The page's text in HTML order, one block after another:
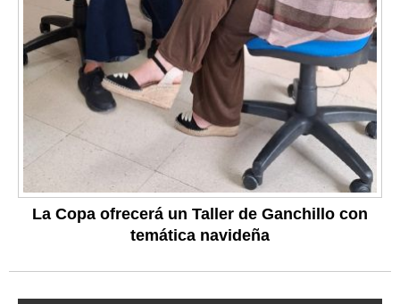
La Copa ofrecerá un Taller de Ganchillo con
temática navideña